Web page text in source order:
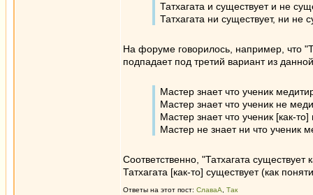
Татхагата и существует и не
Татхагата ни существует, ни не
На форуме говорилось, например, что
подпадает под третий вариант из
Мастер знает что ученик
Мастер знает что ученик не
Мастер знает что ученик [как-
Мастер не знает ни что ученик
Соответственно, "Татхагата
Татхагата [как-то] существует (как
Ответы на этот пост: СлаваА Так